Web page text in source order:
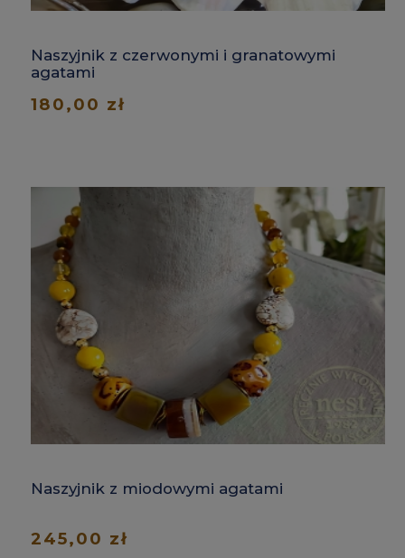
Naszyjnik z czerwonymi i granatowymi
agatami
180,00 zł
Naszyjnik z miodowymi agatami
245,00 zł